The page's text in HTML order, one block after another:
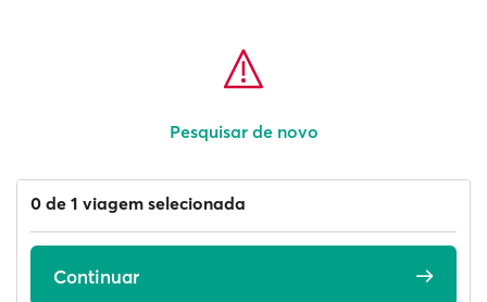
Pesquisar de novo
0 de 1 viagem selecionada
Continuar